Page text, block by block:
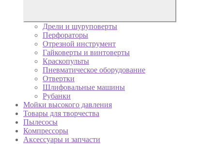
Дрели и шуруповерты
Перфораторы
Отрезной инструмент
Гайковерты и винтоверты
Краскопульты
Пневматическое оборудование
Отвертки
Шлифовальные машины
Рубанки
Мойки высокого давления
Товары для творчества
Пылесосы
Компрессоры
Аксессуары и запчасти